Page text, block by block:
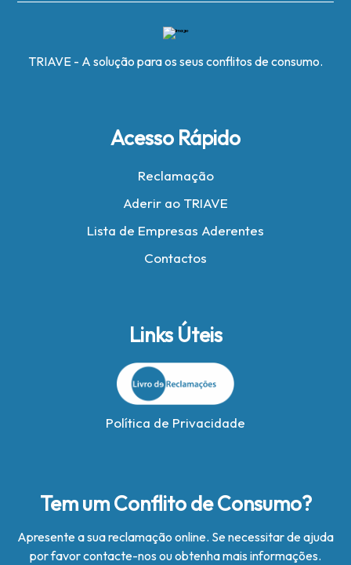
TRIAVE - A solução para os seus conflitos de consumo.
Acesso Rápido
Reclamação
Aderir ao TRIAVE
Lista de Empresas Aderentes
Contactos
Links Úteis
Política de Privacidade
Tem um Conflito de Consumo?
Apresente a sua reclamação online. Se necessitar de ajuda
por favor contacte-nos ou obtenha mais informações.